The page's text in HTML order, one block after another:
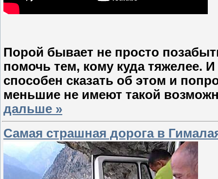
Порой бывает не просто
помочь тем, кому куда тяжелее.
способен сказать об этом и
меньшие не имеют такой
дальше »
Cамая страшная дорога в